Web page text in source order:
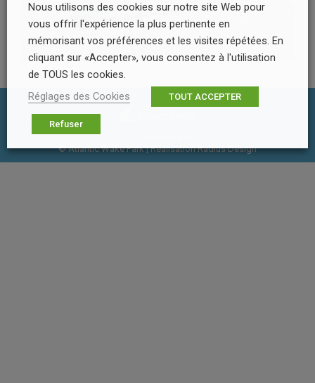
© Atlantic Wake Park | RéalisationRadius Design
Nous utilisons des cookies sur notre site Web pour
vous offrir l'expérience la plus pertinente en
mémorisant vos préférences et les visites répétées. En
cliquant sur «Accepter», vous consentez à l'utilisation
de TOUS les cookies.
Réglages des Cookies
TOUT ACCEPTER
Refuser